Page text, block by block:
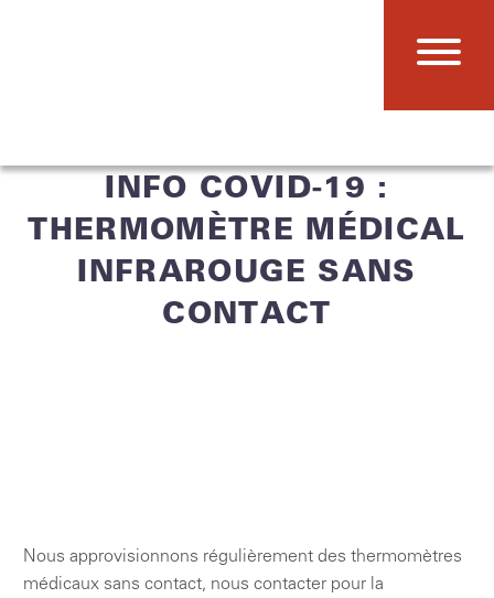
INFO COVID-19 :
THERMOMÈTRE MÉDICAL
INFRAROUGE SANS
CONTACT
Nous approvisionnons régulièrement des thermomètres
médicaux sans contact, nous contacter pour la